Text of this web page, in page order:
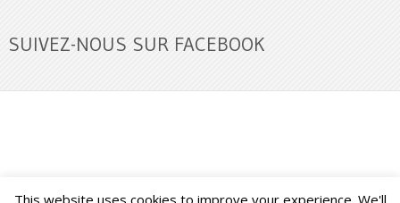
SUIVEZ-NOUS SUR FACEBOOK
This website uses cookies to improve your experience. We'll